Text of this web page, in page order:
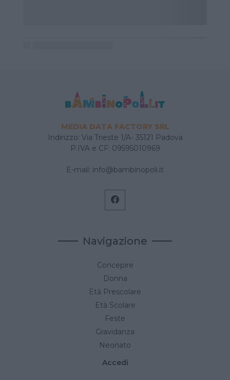
MEDIA DATA FACTORY SRL
Indirizzo: Via Trieste 1/A- 35121 Padova
P.IVA e CF: 09595010969
E-mail: info@bambinopoli.it
Navigazione
Concepire
Donna
Età Prescolare
Età Scolare
Feste
Gravidanza
Neonato
Accedi